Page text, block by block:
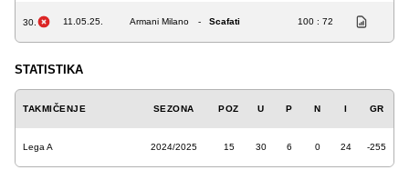
30. 11.05.25. Armani Milano - Scafati 100 : 72
STATISTIKA
TAKMIČENJE SEZONA POZ U P N I GR
Lega A 2024/2025 15 30 6 0 24 -255